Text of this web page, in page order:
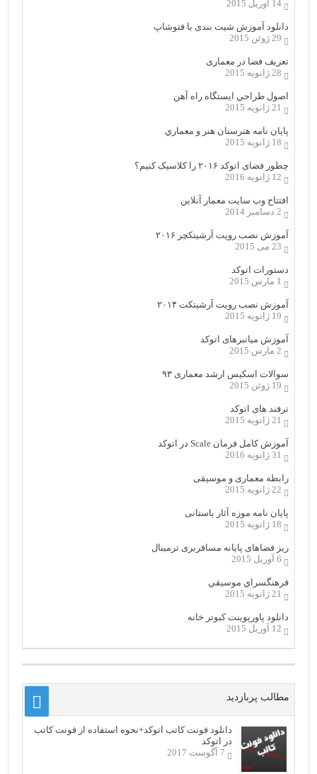
14 آوریل 2015
دانلود آموزش شیت بندی با فتوشاپ
29 ژوئن 2015
تعریف فضا در معماری
28 ژانویه 2015
اصول طراحي ایستگاه راه آهن
21 ژانویه 2015
پایان نامه هنرستان هنر و معماري
18 ژانویه 2015
چطور فضای اتوکد ۲۰۱۶ را کلاسیک کنیم؟
12 ژانویه 2016
افتتاح وب سایت معمار آنلاین
2 دسامبر 2014
آموزش نصب رویت آرشیتکچر ۲۰۱۶
23 می 2015
دستورات اتوکد
1 مارس 2015
آموزش نصب رویت آرشیتکت ۲۰۱۴
19 ژانویه 2015
آموزش میانبرهای اتوکد
2 مارس 2015
سوالات اسکیس ارشد معماری ۹۳
19 ژوئن 2015
ترفند های اتوکد
21 ژانویه 2015
آموزش کامل فرمان Scale در اتوکد
31 ژانویه 2016
رابطه معماری و موسیقی
22 ژانویه 2015
پایان نامه موزه آثار باستانی
18 ژانویه 2015
ریز فضاهای پایانه مسافربری ترمینال
6 آوریل 2015
فرهنگسراي موسيقي
21 ژانویه 2015
دانلود پاورپوینت کبوتر خانه
12 آوریل 2015
مطالب پربازدید
دانلود فونت کاتب اتوکد+نحوه استفاده از فونت کاتب
در اتوکد
7 آگوست 2017